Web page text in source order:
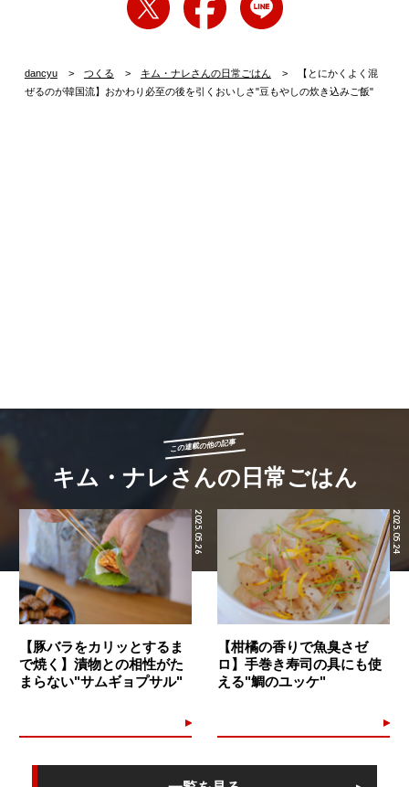
dancyu つくる キム・ナレさんの日常ごはん
【とにかくよく混
ぜるのが韓国流】おかわり必至の後を引くおいしさ"豆もやしの炊き込みご飯"
この連載の他の記事
キム・ナレさんの日常ごはん
2025.05.26
【豚バラをカリッとするま
で焼く】漬物との相性がた
まらない"サムギョプサル"
2025.05.24
【柑橘の香りで魚臭さゼ
ロ】手巻き寿司の具にも使
える"鯛のユッケ"